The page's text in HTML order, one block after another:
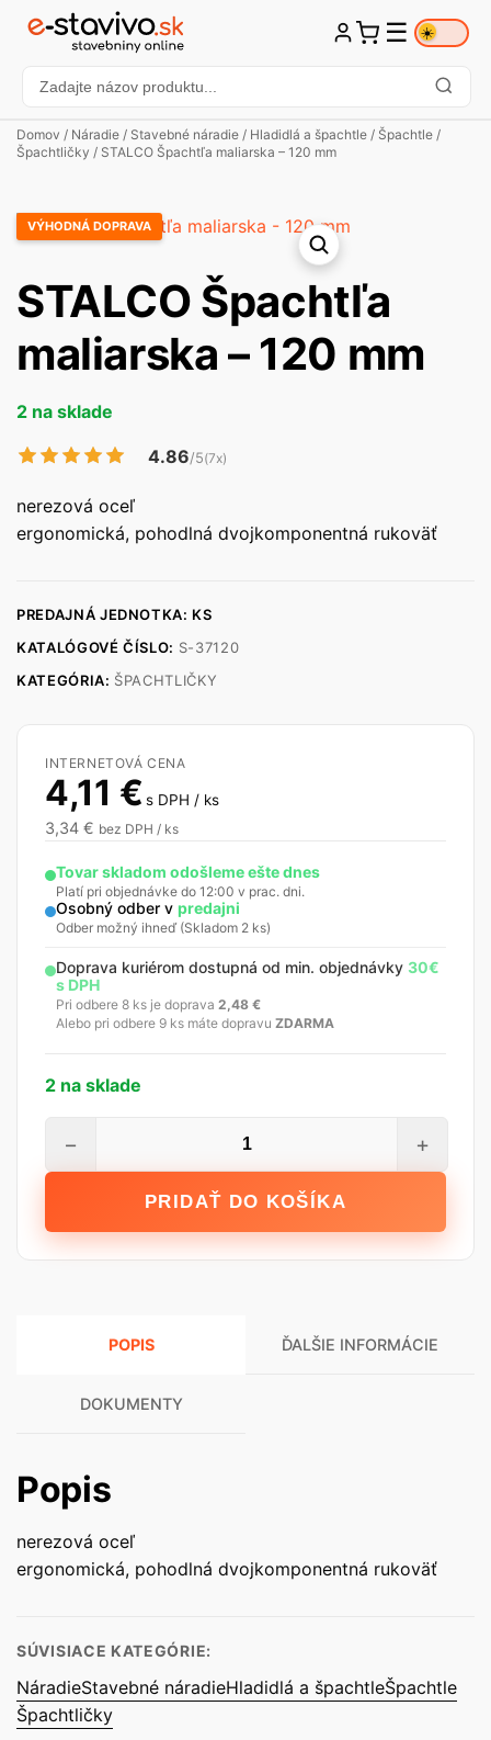
☰ ☀️
Domov / Náradie / Stavebné náradie / Hladidlá a špachtle / Špachtle /
Špachtličky / STALCO Špachtľa maliarska – 120 mm
VÝHODNÁ DOPRAVA
STALCO Špachtľa
maliarska – 120 mm
2 na sklade
4.86/5(7x)
nerezová oceľ
ergonomická, pohodlná dvojkomponentná rukoväť
PREDAJNÁ JEDNOTKA: KS
KATALÓGOVÉ ČÍSLO: S-37120
KATEGÓRIA: ŠPACHTLIČKY
INTERNETOVÁ CENA
4,11 € s DPH / ks
3,34 € bez DPH / ks
Tovar skladom odošleme ešte dnes
Platí pri objednávke do 12:00 v prac. dni.
Osobný odber v predajni
Odber možný ihneď (Skladom 2 ks)
Doprava kuriérom dostupná od min. objednávky 30€
s DPH
Pri odbere 8 ks je doprava 2,48 €
Alebo pri odbere 9 ks máte dopravu ZDARMA
2 na sklade
− +
PRIDAŤ DO KOŠÍKA
POPIS ĎALŠIE INFORMÁCIE
DOKUMENTY
Popis
nerezová oceľ
ergonomická, pohodlná dvojkomponentná rukoväť
SÚVISIACE KATEGÓRIE:
NáradieStavebné náradieHladidlá a špachtleŠpachtle
Špachtličky